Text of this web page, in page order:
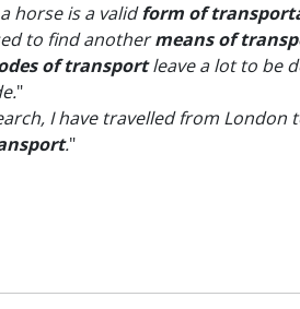
horse is a validform of
to find anothermeans of
of transportleave a lot to be
"
I have travelled from
."